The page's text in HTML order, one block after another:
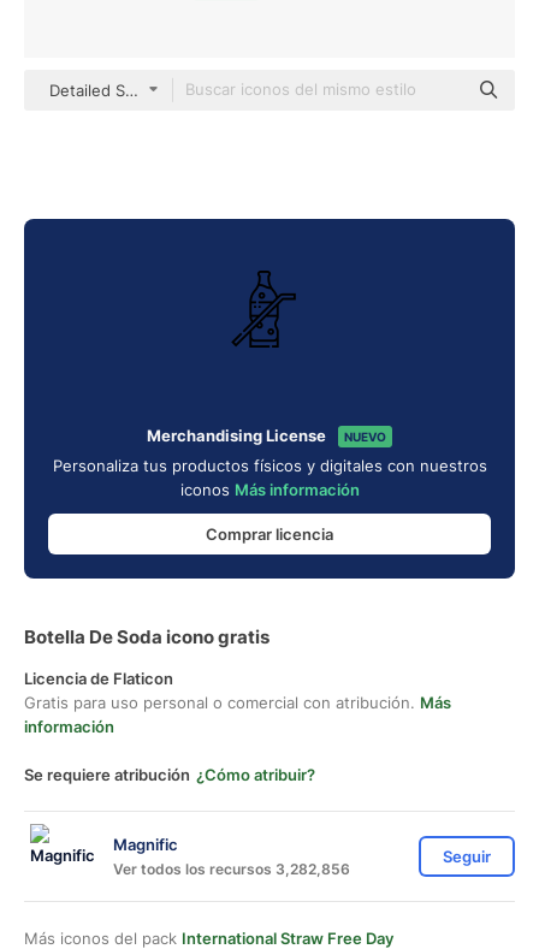
Detailed Straight Lineal
Merchandising License NUEVO
Personaliza tus productos físicos y digitales con nuestros
iconos Más información
Comprar licencia
Botella De Soda icono gratis
Licencia de Flaticon
Gratis para uso personal o comercial con atribución. Más
información
Se requiere atribución ¿Cómo atribuir?
Magnific
Ver todos los recursos 3,282,856
Seguir
Más iconos del pack International Straw Free Day